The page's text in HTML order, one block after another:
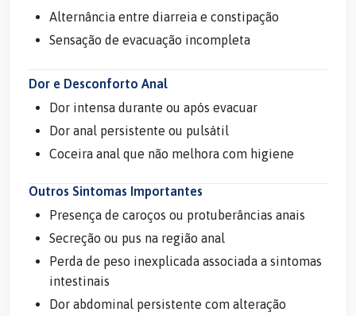
Alternância entre diarreia e constipação
Sensação de evacuação incompleta
Dor e Desconforto Anal
Dor intensa durante ou após evacuar
Dor anal persistente ou pulsátil
Coceira anal que não melhora com higiene
Outros Sintomas Importantes
Presença de caroços ou protuberâncias anais
Secreção ou pus na região anal
Perda de peso inexplicada associada a sintomas
intestinais
Dor abdominal persistente com alteração